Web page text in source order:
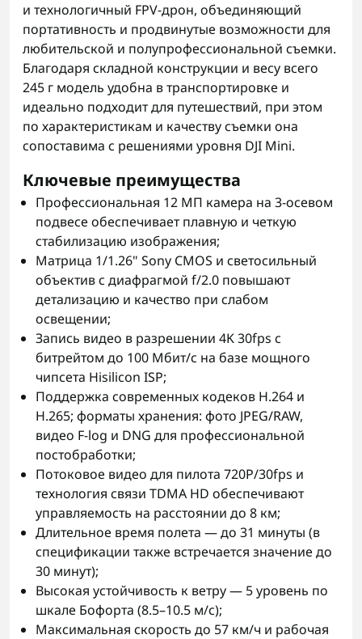
и технологичный FPV-дрон, объединяющий
портативность и продвинутые возможности для
любительской и полупрофессиональной съемки.
Благодаря складной конструкции и весу всего
245 г модель удобна в транспортировке и
идеально подходит для путешествий, при этом
по характеристикам и качеству съемки она
сопоставима с решениями уровня DJI Mini.
Ключевые преимущества
Профессиональная 12 МП камера на 3-осевом
подвесе обеспечивает плавную и четкую
стабилизацию изображения;
Матрица 1/1.26" Sony CMOS и светосильный
объектив с диафрагмой f/2.0 повышают
детализацию и качество при слабом
освещении;
Запись видео в разрешении 4K 30fps с
битрейтом до 100 Мбит/с на базе мощного
чипсета Hisilicon ISP;
Поддержка современных кодеков H.264 и
H.265; форматы хранения: фото JPEG/RAW,
видео F-log и DNG для профессиональной
постобработки;
Потоковое видео для пилота 720P/30fps и
технология связи TDMA HD обеспечивают
управляемость на расстоянии до 8 км;
Длительное время полета — до 31 минуты (в
спецификации также встречается значение до
30 минут);
Высокая устойчивость к ветру — 5 уровень по
шкале Бофорта (8.5–10.5 м/с);
Максимальная скорость до 57 км/ч и рабочая